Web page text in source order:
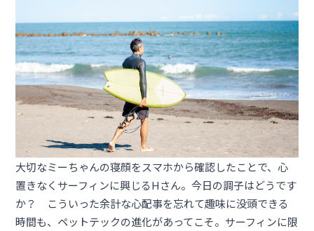
大切なミーちゃんの寝顔をスマホから確認したことで、心
置きなくサーフィンに興じるHさん。今日の調子はどうです
か？ こういった余計な心配事を忘れて趣味に没頭できる
時間も、ペットテックの進化があってこそ。サーフィンに限